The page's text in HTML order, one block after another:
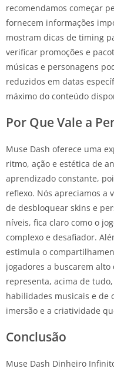
recomendamos começar
fornecem informações
mostram dicas de timing
verificar promoções e
músicas e personagens
reduzidos em datas
máximo do conteúdo
Por Que Vale a
Muse Dash oferece uma
ritmo, ação e estética de
aprendizado constante,
reflexo. Nós apreciamos a
de desbloquear skins e
níveis, fica claro como o
complexo e desafiador.
estimula o
jogadores a buscarem alto
representa, acima de
habilidades musicais e de
imersão e a criatividade
Conclusão
Muse Dash Dinheiro